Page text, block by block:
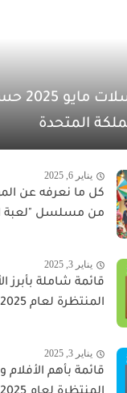
أفضل
المتحدة
يناير 6, 2025
كل ما نعرفه عن
من مسلسل "لعبة
يناير 3, 2025
قائمة شاملة بأبرز
المنتظرة لعام 2025
يناير 3, 2025
قائمة بأهم